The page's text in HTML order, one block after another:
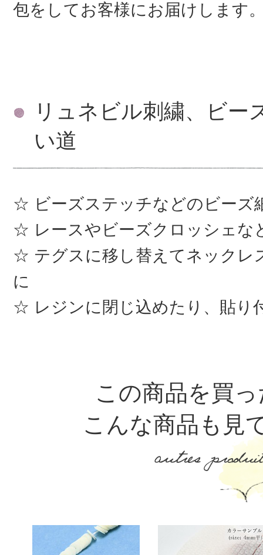
包をしてお客様にお届けします
リュネビル刺繍、ビー
い道
ビーズステッチなどのビーズ
レースやビーズクロッシェな
テグスに移し替えてネックレ
に
レジンに閉じ込めたり、貼り
この商品を買
こんな商品も見